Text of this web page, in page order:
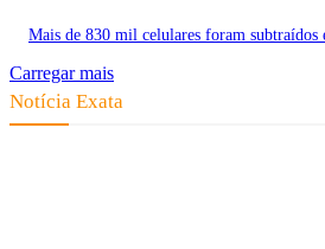
Mais de 830 mil celulares foram subtraídos
Carregar mais
Notícia Exata